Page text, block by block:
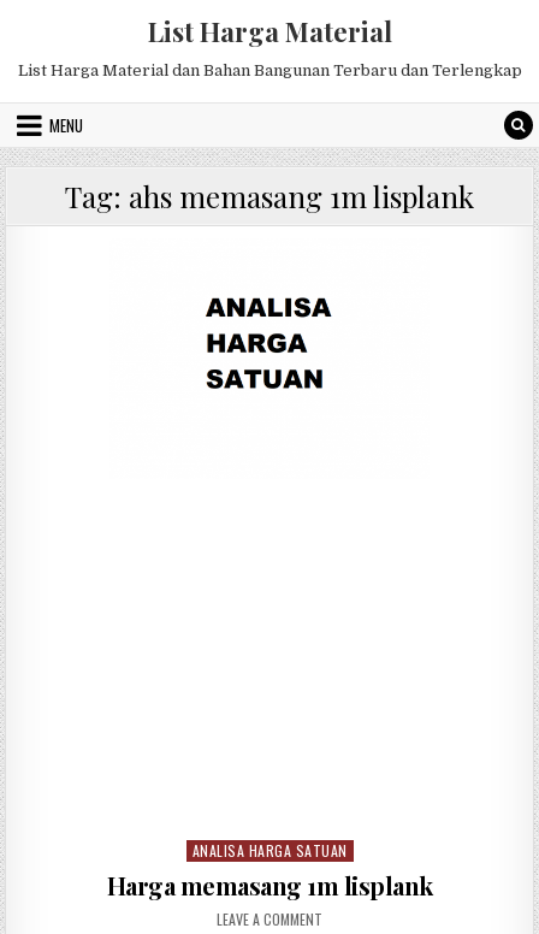
List Harga Material
List Harga Material dan Bahan Bangunan Terbaru dan Terlengkap
MENU
Tag: ahs memasang 1m lisplank
Posted
ANALISA HARGA SATUAN
Harga memasang 1m lisplank
LEAVE A COMMENT